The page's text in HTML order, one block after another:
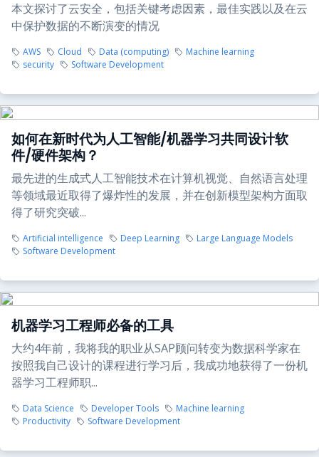
本文探讨了云安全，包括关键考虑因素，最佳实践以及在云
中保护数据的不断演变的情况
AWS Cloud Data (computing)
Machine learning
security
Software Development
如何在新时代为人工智能/机器学习共同设计软
件/硬件架构？
最先进的生成式人工智能技术在计算机视觉、自然语言处理
等领域最近取得了爆炸性的发展，并在创新模型架构方面取
得了研究突破...
Artificial intelligence Deep Learning
Large Language Models
Software Development
机器学习工程师必备的工具
大约4年前，我将我的职业从SAP顾问转变为数据科学家在
按照我自己设计的课程进行学习后，我成功地获得了一份机
器学习工程师职...
Data Science Developer Tools
Machine learning
Productivity
Software Development